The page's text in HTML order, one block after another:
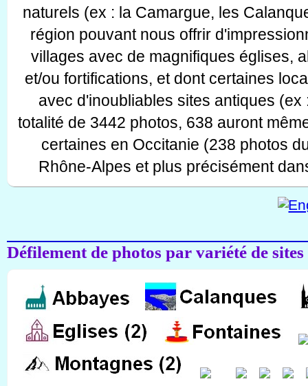
naturels (ex : la Camargue, les
région pouvant nous offrir
villages avec de magnifiques églises,
et/ou fortifications, et dont certaines
avec d'inoubliables sites antiques
totalité de 3442 photos, 638 auront
certaines en Occitanie (238 photos
Rhône-Alpes et plus précisément
Défilement de photos par variété de